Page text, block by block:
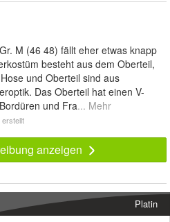
M (46 48) fällt eher etwas knapp
besteht aus dem Oberteil,
und Oberteil sind aus
Das Oberteil hat einen V-
und Fra... Mehr
erstellt
anzeigen
Platin